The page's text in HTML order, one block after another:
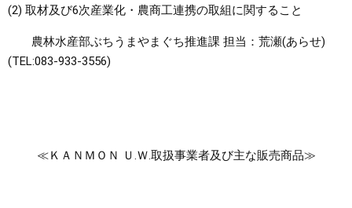
(2) 取材及び6次産業化・農商工連携の取組に関すること
農林水産部ぶちうまやまぐち推進課 担当：荒瀬(あらせ)
(TEL:083-933-3556)
≪ＫＡＮＭＯＮ Ｕ.Ｗ.取扱事業者及び主な販売商品≫